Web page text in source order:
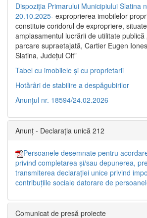
Dispoziția Primarului Municipiului Slatina
20.10.2025- exproprierea imobilelor
constituie coridorul de expropriere,
amplasamentul lucrării de utilitate publică
parcare supraetajată, Cartier Eugen
Slatina, Județul Olt”
Tabel cu imobilele și cu proprietarii
Hotărâri de stabilire a despăgubirilor
Anunțul nr. 18594/24.02.2026
Anunț - Declarația unică 212
Persoanele desemnate pentru
privind completarea și/sau depunerea,
transmiterea declarației unice privind
contribuțiile sociale datorare de
Comunicat de presă proiecte